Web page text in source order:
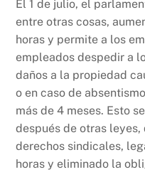
k
El 1 de julio, el
entre otras cosas,
horas y permite a los
empleados despedir a
daños a la propiedad
o en caso de
más de 4 meses. Esto
después de otras
derechos sindicales,
horas y eliminado la